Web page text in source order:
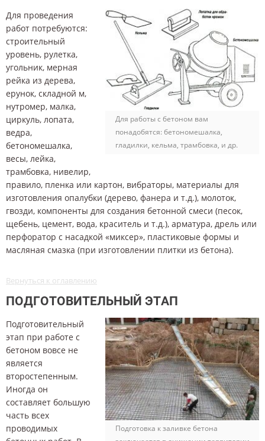
Для работы с бетоном вам
понадобятся: бетономешалка,
гладилки, кельма, трамбовка, и др.
Для проведения
работ потребуются:
строительный
уровень, рулетка,
угольник, мерная
рейка из дерева,
ерунок, складной м,
нутромер, малка,
циркуль, лопата,
ведра,
бетономешалка,
весы, лейка,
трамбовка, нивелир,
правило, пленка или картон, вибраторы, материалы для
изготовления опалубки (дерево, фанера и т.д.), молоток,
гвозди, компоненты для создания бетонной смеси (песок,
щебень, цемент, вода, краситель и т.д.), арматура, дрель или
перфоратор с насадкой «миксер», пластиковые формы и
масляная смазка (при изготовлении плитки из бетона).
Вернуться к оглавлению
ПОДГОТОВИТЕЛЬНЫЙ ЭТАП
Подготовка к заливке бетона
Подготовительный
этап при работе с
бетоном вовсе не
является
второстепенным.
Иногда он
составляет большую
часть всех
проводимых